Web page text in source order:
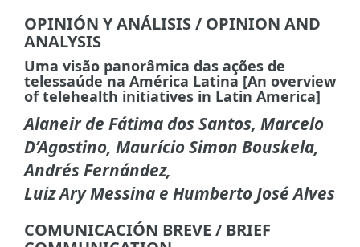
OPINIÓN Y ANÁLISIS / OPINION AND
ANALYSIS
Uma visão panorâmica das ações de
telessaúde na América Latina [An overview
of telehealth initiatives in Latin America]
Alaneir de Fátima dos Santos, Marcelo
D’Agostino, Maurício Simon Bouskela,
Andrés Fernández,
Luiz Ary Messina e Humberto José Alves
COMUNICACIÓN BREVE / BRIEF